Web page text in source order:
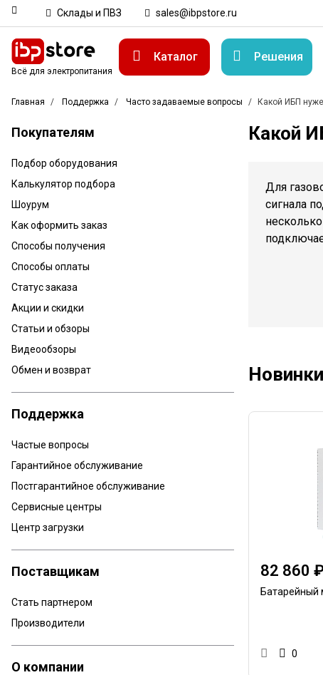
Склады и ПВЗ sales@ibpstore.ru
Всё для электропитания
Каталог Решения
Главная Поддержка Часто задаваемые вопросы Какой ИБП
Покупателям
Подбор оборудования
Калькулятор подбора
Шоурум
Как оформить заказ
Способы получения
Способы оплаты
Статус заказа
Акции и скидки
Статьи и обзоры
Видеообзоры
Обмен и возврат
Поддержка
Частые вопросы
Гарантийное обслуживание
Постгарантийное обслуживание
Сервисные центры
Центр загрузки
Поставщикам
Стать партнером
Производители
О компании
Какой
Для
сигнала
Новинки
82 860
Батарейный
0